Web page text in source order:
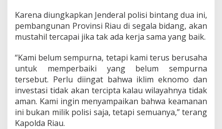
Karena diungkapkan Jenderal polisi bintang dua ini,
pembangunan Provinsi Riau di segala bidang, akan
mustahil tercapai jika tak ada kerja sama yang baik.
“Kami belum sempurna, tetapi kami terus berusaha
untuk memperbaiki yang belum sempurna
tersebut. Perlu diingat bahwa iklim eknomo dan
investasi tidak akan tercipta kalau wilayahnya tidak
aman. Kami ingin menyampaikan bahwa keamanan
ini bukan milik polisi saja, tetapi semuanya,” terang
Kapolda Riau.